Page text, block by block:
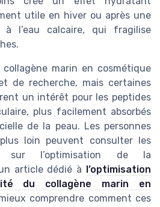
utile en hiver ou après une
à l’eau calcaire, qui fragilise
marin en cosmétique
de recherche, mais certaines
un intérêt pour les peptides
plus facilement absorbés
de la peau. Les personnes
loin peuvent consulter les
sur l’optimisation de la
article dédié à l’optimisation
du collagène marin en
comprendre comment ces